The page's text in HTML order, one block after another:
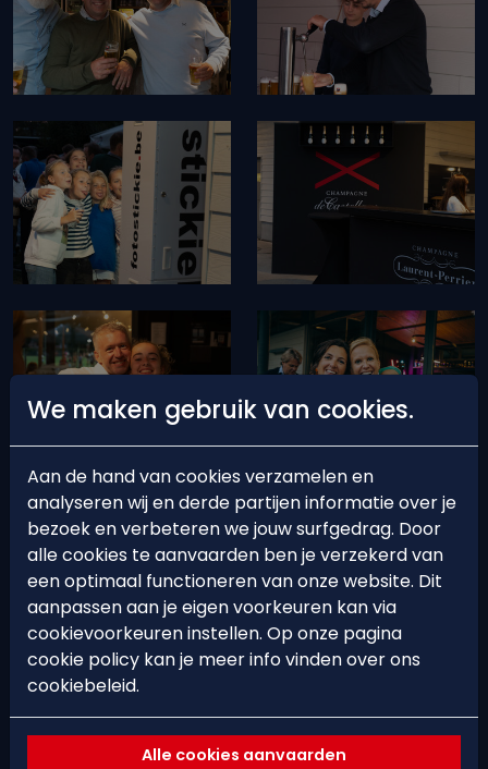
We maken gebruik van cookies.
Aan de hand van cookies verzamelen en
analyseren wij en derde partijen informatie over je
bezoek en verbeteren we jouw surfgedrag. Door
alle cookies te aanvaarden ben je verzekerd van
een optimaal functioneren van onze website. Dit
aanpassen aan je eigen voorkeuren kan via
cookievoorkeuren instellen. Op onze pagina
cookie policy kan je meer info vinden over ons
cookiebeleid.
Alle cookies aanvaarden